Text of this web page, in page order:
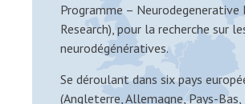
Programme – Neurodegenerative
Research), pour la recherche sur
neurodégénératives.
Se déroulant dans six pays
(Angleterre, Allemagne, Pays-Bas,